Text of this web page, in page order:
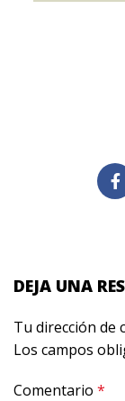
DEJA UNA
Tu dirección de
Los campos
Comentario *